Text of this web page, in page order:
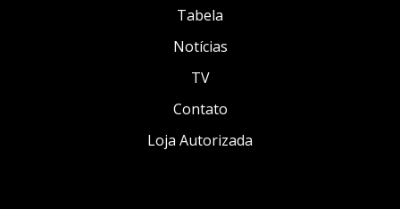
Tabela
Notícias
TV
Contato
Loja Autorizada